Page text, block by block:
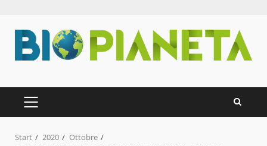
Inhalt
springen
PRIMÄRES
MENÜ
Start 2020
Ottobre